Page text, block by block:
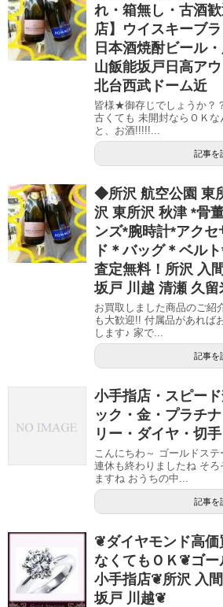
れ・箱無し・古酒
店】ウイスキーブ
日本酒焼酎ビール
山飯能坂戸日高ア
北台西武ドーム近
皆様★御存じでしょうか？
古くても 未開封ならＯＫな
と、お酒!!!!!...
記事を
◆所沢 航空公園
沢 東所沢 秋津 *骨
ンズ*腕時計*アク
ド＊バッグ＊ベル
査定無料！所沢 入
坂戸 川越 清瀬 久
お買取しました商品のご紹
も大歓迎!! 付属品があれば
します♪ 家で...
記事を
小手指店・スピー
ック・金・プラチ
リー・ダイヤ・切
こんにちわ～ ゴールドステ
連休も終わりましたね そろ
ますね おうちの中...
記事を
❦ダイヤモンド高
なくてもＯＫ❦ゴー
小手指店❦所沢 入
坂戸 川越❦